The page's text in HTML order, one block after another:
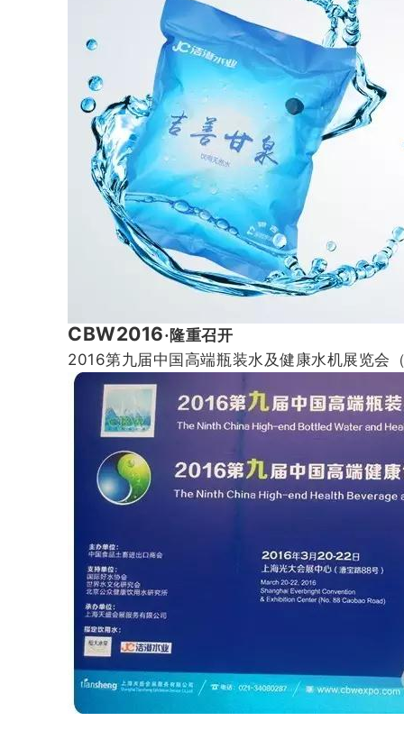
CBW2016·隆重召开
2016第九届中国高端瓶装水及健康水机展览会